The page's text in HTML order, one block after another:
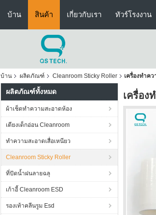
บ้าน สินค้า เกี่ยวกับเรา ทัวร์โรงงาน
บ้าน ผลิตภัณฑ์ Cleanroom Sticky Roller เครื่องทําค
ผลิตภัณฑ์ทั้งหมด
ผ้าเช็ดทำความสะอาดห้อง
เตียงเด็กอ่อน Cleanroom
ทำความสะอาดเสื่อเหนียว
Cleanroom Sticky Roller
ที่ปัดน้ำฝนลายฉลุ
เก้าอี้ Cleanroom ESD
รองเท้าคลีนรูม Esd
เครื่อง